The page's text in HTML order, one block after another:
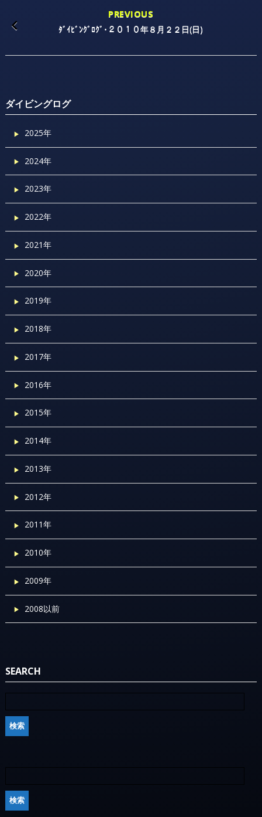
PREVIOUS
ﾀﾞｲﾋﾞﾝｸﾞﾛｸﾞ･２０１０年８月２２日(日)
ダイビングログ
2025年
2024年
2023年
2022年
2021年
2020年
2019年
2018年
2017年
2016年
2015年
2014年
2013年
2012年
2011年
2010年
2009年
2008以前
SEARCH